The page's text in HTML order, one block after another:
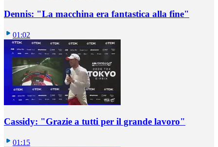
Dennis: "La macchina era fantastica alla fine"
01:02
Cassidy: "Grazie a tutti per il grande lavoro"
01:15